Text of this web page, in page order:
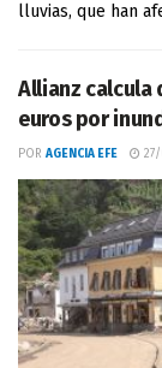
lluvias, que han
Allianz calcula
euros por
POR AGENCIA EFE